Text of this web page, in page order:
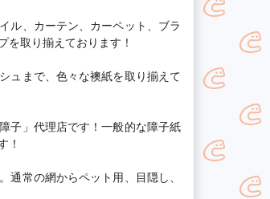
ル、カーテン、カーペット、ブラ
を取り揃えております！
ュまで、色々な襖紙を取り揃えて
子」代理店です！一般的な障子紙
！
通常の網からペット用、目隠し、